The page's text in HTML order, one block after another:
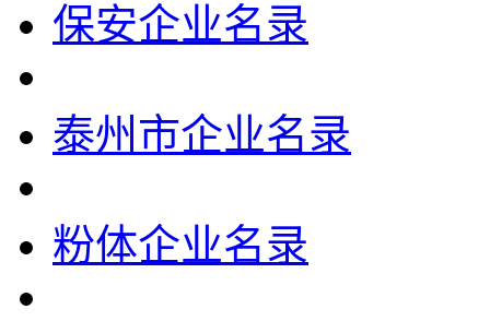
保安企业名录
泰州市企业名录
粉体企业名录